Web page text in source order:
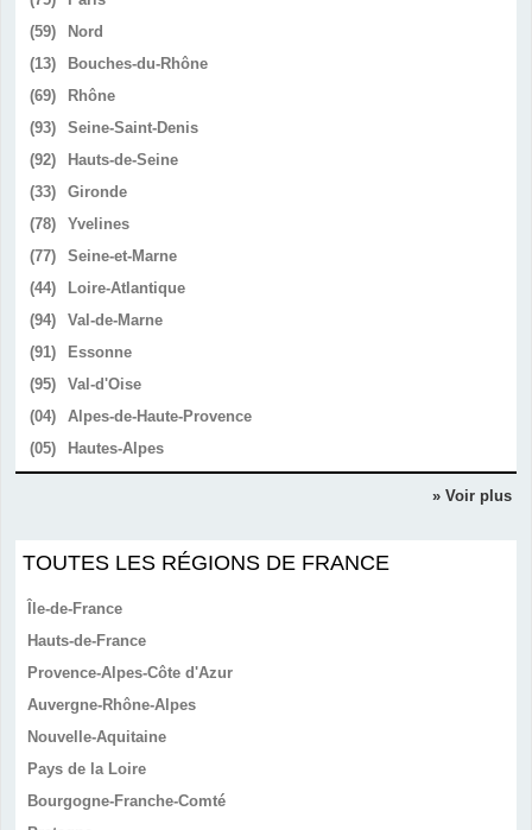
(59)
Nord
(13)
Bouches-du-Rhône
(69)
Rhône
(93)
Seine-Saint-Denis
(92)
Hauts-de-Seine
(33)
Gironde
(78)
Yvelines
(77)
Seine-et-Marne
(44)
Loire-Atlantique
(94)
Val-de-Marne
(91)
Essonne
(95)
Val-d'Oise
(04)
Alpes-de-Haute-Provence
(05)
Hautes-Alpes
» Voir plus
TOUTES LES RÉGIONS DE FRANCE
Île-de-France
Hauts-de-France
Provence-Alpes-Côte d'Azur
Auvergne-Rhône-Alpes
Nouvelle-Aquitaine
Pays de la Loire
Bourgogne-Franche-Comté